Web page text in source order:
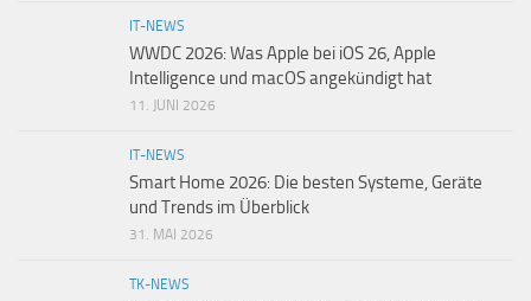
IT-NEWS
WWDC 2026: Was Apple bei iOS 26, Apple
Intelligence und macOS angekündigt hat
11. JUNI 2026
IT-NEWS
Smart Home 2026: Die besten Systeme, Geräte
und Trends im Überblick
31. MAI 2026
TK-NEWS